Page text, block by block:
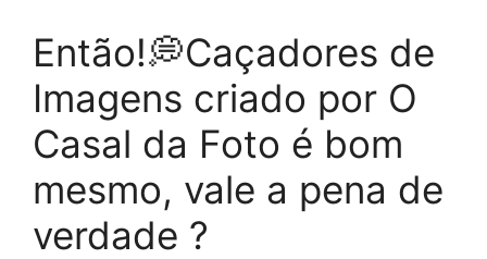
Então!💭Caçadores de
Imagens criado por O
Casal da Foto é bom
mesmo, vale a pena de
verdade ?